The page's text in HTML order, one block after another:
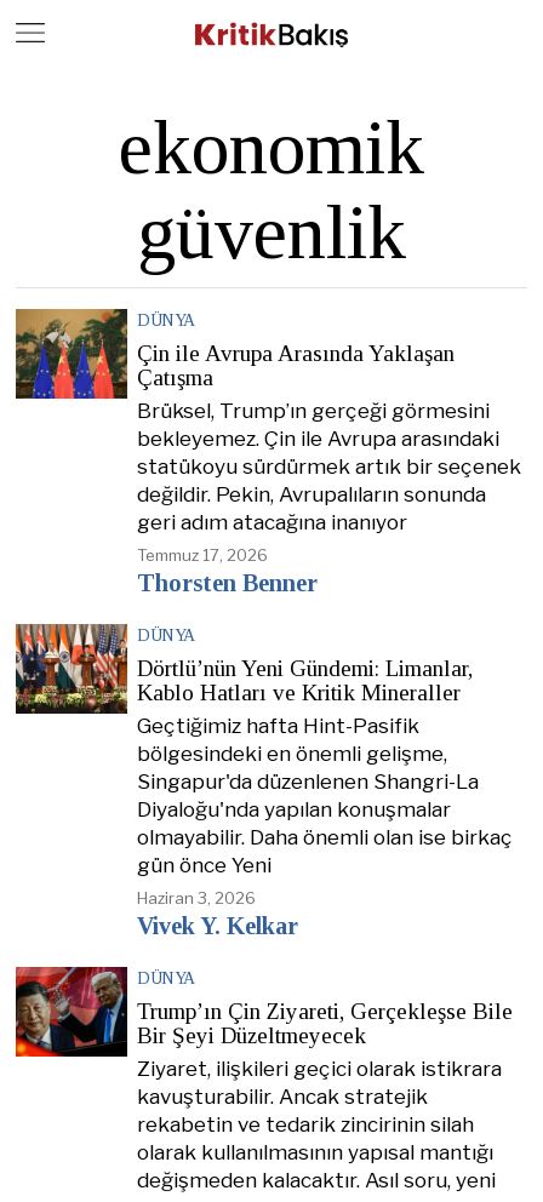
ekonomik
güvenlik
DÜNYA
Çin ile Avrupa Arasında Yaklaşan
Çatışma
Brüksel, Trump’ın gerçeği görmesini
bekleyemez. Çin ile Avrupa arasındaki
statükoyu sürdürmek artık bir seçenek
değildir. Pekin, Avrupalıların sonunda
geri adım atacağına inanıyor
Temmuz 17, 2026
Thorsten Benner
DÜNYA
Dörtlü’nün Yeni Gündemi: Limanlar,
Kablo Hatları ve Kritik Mineraller
Geçtiğimiz hafta Hint-Pasifik
bölgesindeki en önemli gelişme,
Singapur'da düzenlenen Shangri-La
Diyaloğu'nda yapılan konuşmalar
olmayabilir. Daha önemli olan ise birkaç
gün önce Yeni
Haziran 3, 2026
Vivek Y. Kelkar
DÜNYA
Trump’ın Çin Ziyareti, Gerçekleşse Bile
Bir Şeyi Düzeltmeyecek
Ziyaret, ilişkileri geçici olarak istikrara
kavuşturabilir. Ancak stratejik
rekabetin ve tedarik zincirinin silah
olarak kullanılmasının yapısal mantığı
değişmeden kalacaktır. Asıl soru, yeni